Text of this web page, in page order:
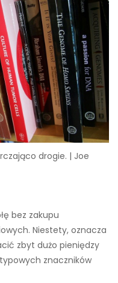
drogie. | Joe
bez zakupu
Niestety, oznacza
zbyt dużo pieniędzy
znaczników